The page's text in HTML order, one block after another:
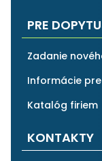
PRE
Zadanie
Informácie
Katalóg firiem
KONTAKTY